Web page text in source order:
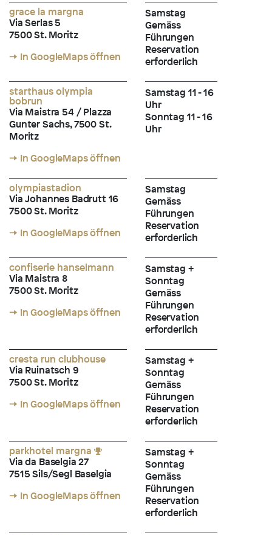
grace la margna
Via Serlas 5
7500 St. Moritz
→ In GoogleMaps öffnen
Samstag
Gemäss
Führungen
Reservation
erforderlich
starthaus olympia
bobrun
Via Maistra 54 / Plazza
Gunter Sachs, 7500 St.
Moritz
→ In GoogleMaps öffnen
Samstag 11 - 16
Uhr
Sonntag 11 - 16
Uhr
olympiastadion
Via Johannes Badrutt 16
7500 St. Moritz
→ In GoogleMaps öffnen
Samstag
Gemäss
Führungen
Reservation
erforderlich
confiserie hanselmann
Via Maistra 8
7500 St. Moritz
→ In GoogleMaps öffnen
Samstag +
Sonntag
Gemäss
Führungen
Reservation
erforderlich
cresta run clubhouse
Via Ruinatsch 9
7500 St. Moritz
→ In GoogleMaps öffnen
Samstag +
Sonntag
Gemäss
Führungen
Reservation
erforderlich
parkhotel margna
Via da Baselgia 27
7515 Sils/Segl Baselgia
→ In GoogleMaps öffnen
Samstag +
Sonntag
Gemäss
Führungen
Reservation
erforderlich